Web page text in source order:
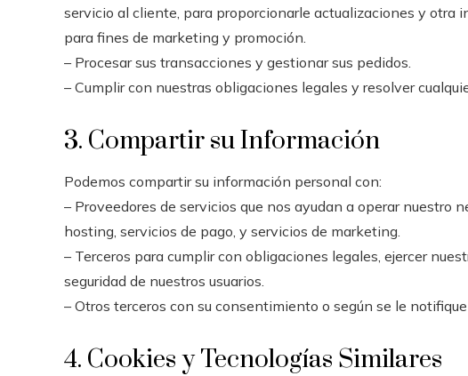
servicio al cliente, para proporcionarle actualizaciones y otra
para fines de marketing y promoción.
– Procesar sus transacciones y gestionar sus pedidos.
– Cumplir con nuestras obligaciones legales y resolver
3. Compartir su Información
Podemos compartir su información personal con:
– Proveedores de servicios que nos ayudan a operar nuestro
hosting, servicios de pago, y servicios de marketing.
– Terceros para cumplir con obligaciones legales, ejercer
seguridad de nuestros usuarios.
– Otros terceros con su consentimiento o según se le
4. Cookies y Tecnologías Similares